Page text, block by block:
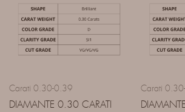
Carati 0.30-0.39
DIAMANTE 0.30 CARATI
Carati